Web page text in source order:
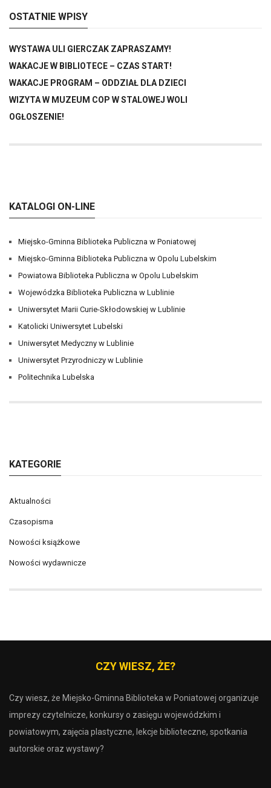
OSTATNIE WPISY
WYSTAWA ULI GIERCZAK ZAPRASZAMY!
WAKACJE W BIBLIOTECE – CZAS START!
WAKACJE PROGRAM – ODDZIAŁ DLA DZIECI
WIZYTA W MUZEUM COP W STALOWEJ WOLI
OGŁOSZENIE!
KATALOGI ON-LINE
Miejsko-Gminna Biblioteka Publiczna w Poniatowej
Miejsko-Gminna Biblioteka Publiczna w Opolu Lubelskim
Powiatowa Biblioteka Publiczna w Opolu Lubelskim
Wojewódzka Biblioteka Publiczna w Lublinie
Uniwersytet Marii Curie-Skłodowskiej w Lublinie
Katolicki Uniwersytet Lubelski
Uniwersytet Medyczny w Lublinie
Uniwersytet Przyrodniczy w Lublinie
Politechnika Lubelska
KATEGORIE
Aktualności
Czasopisma
Nowości książkowe
Nowości wydawnicze
CZY WIESZ, ŻE?
Czy wiesz, że Miejsko-Gminna Biblioteka w Poniatowej organizuje
imprezy czytelnicze, konkursy o zasięgu wojewódzkim i
powiatowym, zajęcia plastyczne, lekcje biblioteczne, spotkania
autorskie oraz wystawy?